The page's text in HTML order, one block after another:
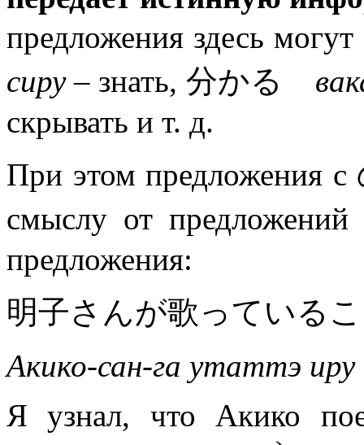
предложения здесь
сиру– знать, 分かる
скрывать и т. д.
При этом предложения
смыслу от
предложения:
明子さんが歌っている
Акико-сан-га утаттэ
Я узнал, что Акико